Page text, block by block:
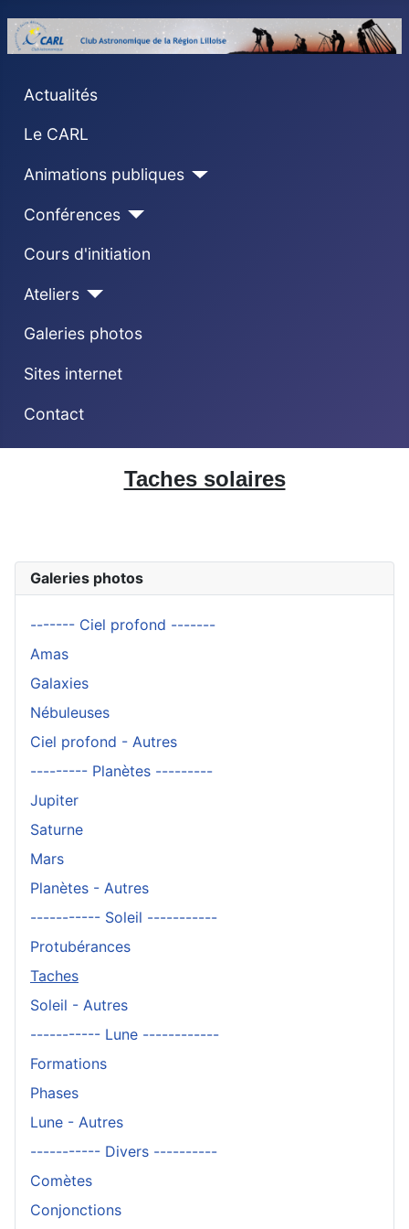
Actualités
Le CARL
Animations publiques
Conférences
Cours d'initiation
Ateliers
Galeries photos
Sites internet
Contact
Taches solaires
Galeries photos
------- Ciel profond -------
Amas
Galaxies
Nébuleuses
Ciel profond - Autres
--------- Planètes ---------
Jupiter
Saturne
Mars
Planètes - Autres
----------- Soleil -----------
Protubérances
Taches
Soleil - Autres
----------- Lune ------------
Formations
Phases
Lune - Autres
----------- Divers ----------
Comètes
Conjonctions